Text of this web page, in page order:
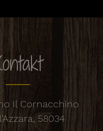
Il Cornacchino
58034